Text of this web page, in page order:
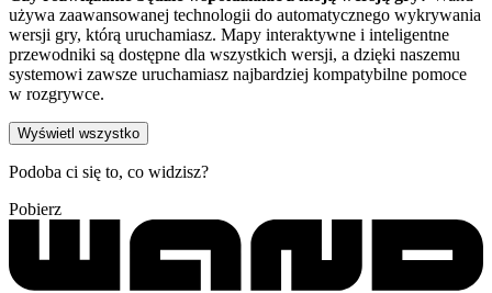
używa zaawansowanej technologii do automatycznego wykrywania
wersji gry, którą uruchamiasz. Mapy interaktywne i inteligentne
przewodniki są dostępne dla wszystkich wersji, a dzięki naszemu
systemowi zawsze uruchamiasz najbardziej kompatybilne pomoce
w rozgrywce.
Wyświetl wszystko
Podoba ci się to, co widzisz?
Pobierz